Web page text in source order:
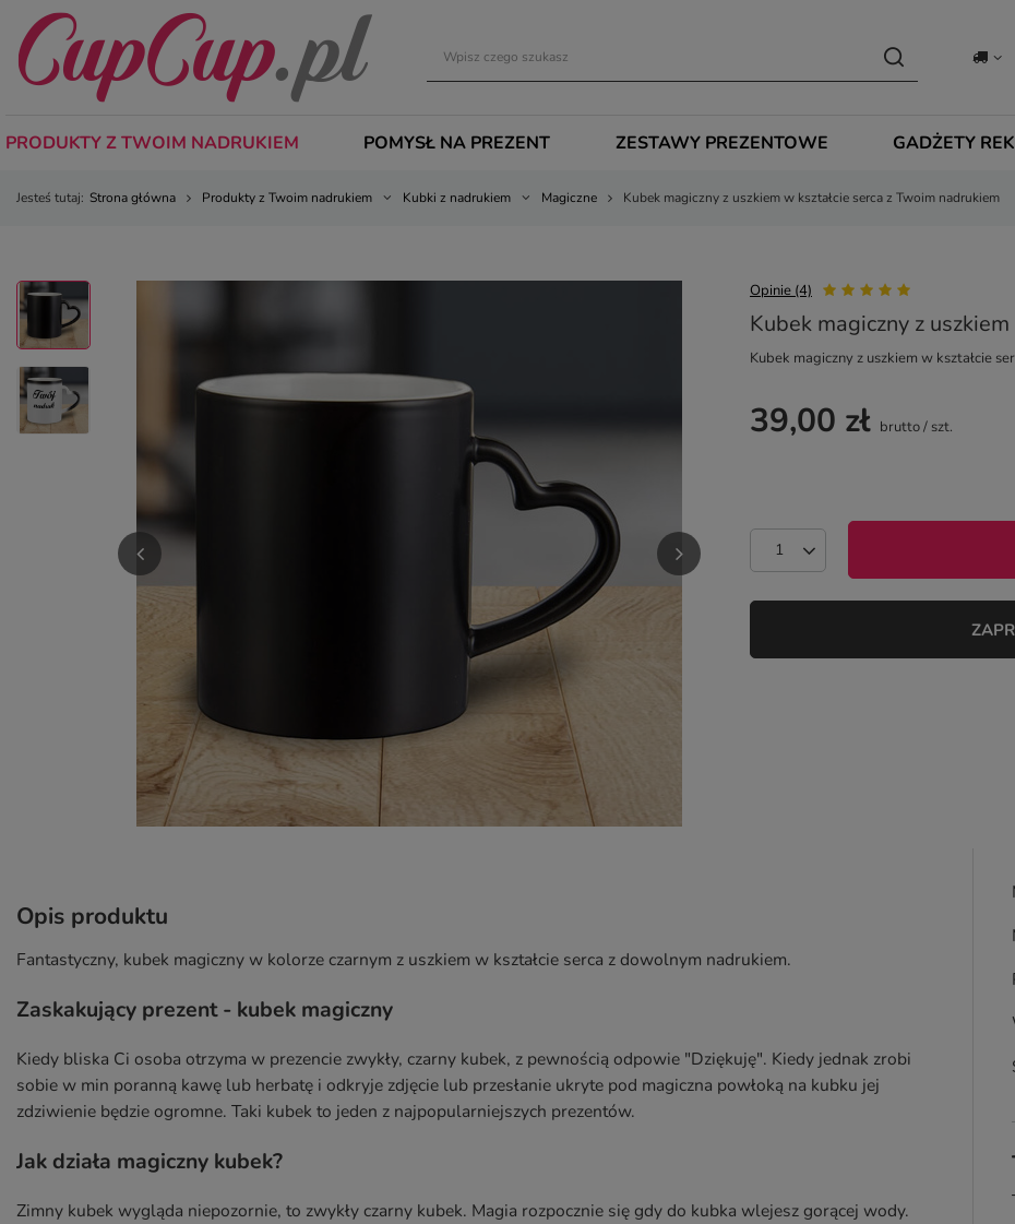
PRODUKTY Z TWOIM NADRUKIEM POMYSŁ NA PREZENT ZESTAWY PREZENTOWE GADŻETY
Jesteś tutaj: Strona główna Produkty z Twoim nadrukiem Kubki z nadrukiem Magiczne Kubek magiczny z uszkiem w kształcie serca z Twoim nadrukiem
Opinie (4)
Kubek magiczny z
Kubek magiczny z uszkiem w kształcie
39,00 zł brutto/ szt.
Opis produktu
Fantastyczny, kubek magiczny w kolorze czarnym z uszkiem w kształcie serca z dowolnym nadrukiem.
Zaskakujący prezent - kubek magiczny
Kiedy bliska Ci osoba otrzyma w prezencie zwykły, czarny kubek, z pewnością odpowie "Dziękuję". Kiedy jednak zrobi
sobie w min poranną kawę lub herbatę i odkryje zdjęcie lub przesłanie ukryte pod magiczna powłoką na kubku jej
zdziwienie będzie ogromne. Taki kubek to jeden z najpopularniejszych prezentów.
Jak działa magiczny kubek?
Zimny kubek wygląda niepozornie, to zwykły czarny kubek. Magia rozpocznie się gdy do kubka wlejesz gorącej wody.